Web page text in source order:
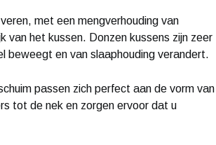
met een mengverhouding van
van het kussen. Donzen kussens zijn zeer
beweegt en van slaaphouding verandert.
passen zich perfect aan de vorm van
tot de nek en zorgen ervoor dat u